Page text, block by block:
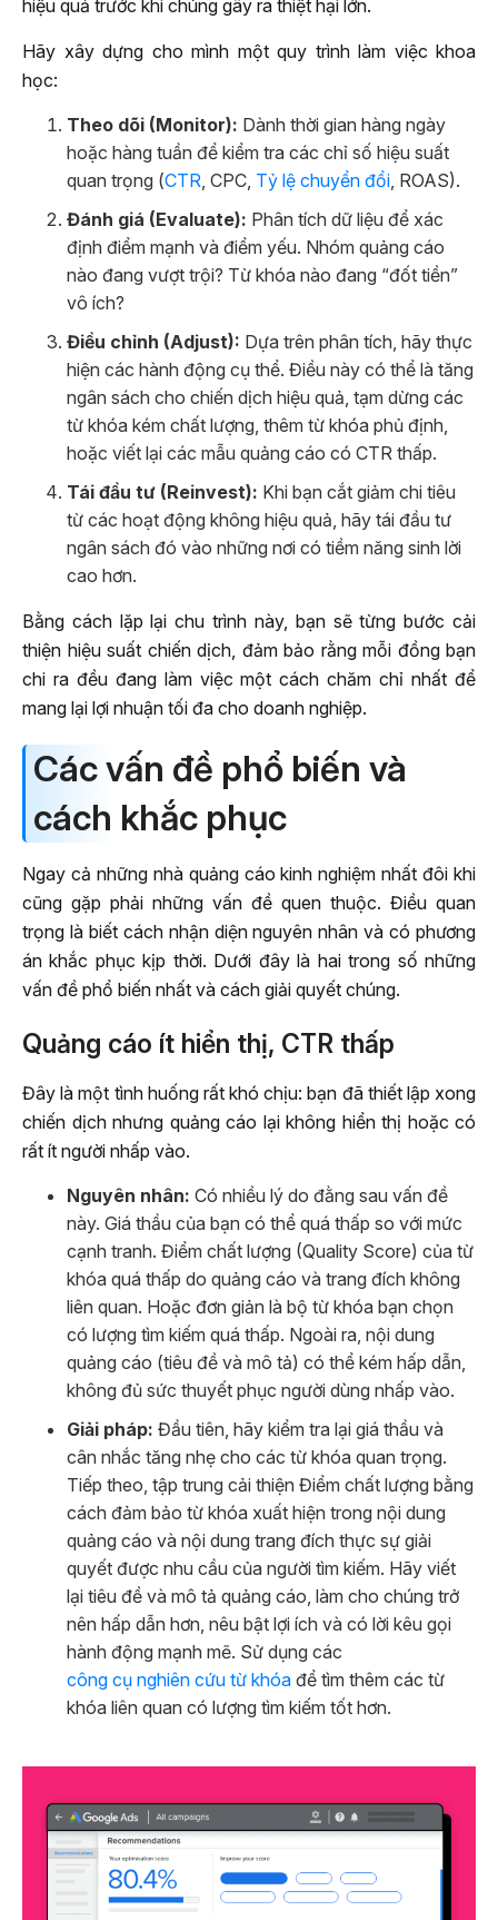
hiệu quả trước khi chúng gây ra thiệt hại lớn.
Hãy xây dựng cho mình một quy trình làm việc khoa
học:
Theo dõi (Monitor): Dành thời gian hàng ngày
hoặc hàng tuần để kiểm tra các chỉ số hiệu suất
quan trọng (CTR , CPC, Tỷ lệ chuyển đổi , ROAS).
Đánh giá (Evaluate): Phân tích dữ liệu để xác
định điểm mạnh và điểm yếu. Nhóm quảng cáo
nào đang vượt trội? Từ khóa nào đang “đốt tiền”
vô ích?
Điều chỉnh (Adjust): Dựa trên phân tích, hãy thực
hiện các hành động cụ thể. Điều này có thể là tăng
ngân sách cho chiến dịch hiệu quả, tạm dừng các
từ khóa kém chất lượng, thêm từ khóa phủ định,
hoặc viết lại các mẫu quảng cáo có CTR thấp.
Tái đầu tư (Reinvest): Khi bạn cắt giảm chi tiêu
từ các hoạt động không hiệu quả, hãy tái đầu tư
ngân sách đó vào những nơi có tiềm năng sinh lời
cao hơn.
Bằng cách lặp lại chu trình này, bạn sẽ từng bước cải
thiện hiệu suất chiến dịch, đảm bảo rằng mỗi đồng bạn
chi ra đều đang làm việc một cách chăm chỉ nhất để
mang lại lợi nhuận tối đa cho doanh nghiệp.
Các vấn đề phổ biến và
cách khắc phục
Ngay cả những nhà quảng cáo kinh nghiệm nhất đôi khi
cũng gặp phải những vấn đề quen thuộc. Điều quan
trọng là biết cách nhận diện nguyên nhân và có phương
án khắc phục kịp thời. Dưới đây là hai trong số những
vấn đề phổ biến nhất và cách giải quyết chúng.
Quảng cáo ít hiển thị, CTR thấp
Đây là một tình huống rất khó chịu: bạn đã thiết lập xong
chiến dịch nhưng quảng cáo lại không hiển thị hoặc có
rất ít người nhấp vào.
Nguyên nhân: Có nhiều lý do đằng sau vấn đề
này. Giá thầu của bạn có thể quá thấp so với mức
cạnh tranh. Điểm chất lượng (Quality Score) của từ
khóa quá thấp do quảng cáo và trang đích không
liên quan. Hoặc đơn giản là bộ từ khóa bạn chọn
có lượng tìm kiếm quá thấp. Ngoài ra, nội dung
quảng cáo (tiêu đề và mô tả) có thể kém hấp dẫn,
không đủ sức thuyết phục người dùng nhấp vào.
Giải pháp: Đầu tiên, hãy kiểm tra lại giá thầu và
cân nhắc tăng nhẹ cho các từ khóa quan trọng.
Tiếp theo, tập trung cải thiện Điểm chất lượng bằng
cách đảm bảo từ khóa xuất hiện trong nội dung
quảng cáo và nội dung trang đích thực sự giải
quyết được nhu cầu của người tìm kiếm. Hãy viết
lại tiêu đề và mô tả quảng cáo, làm cho chúng trở
nên hấp dẫn hơn, nêu bật lợi ích và có lời kêu gọi
hành động mạnh mẽ. Sử dụng các
công cụ nghiên cứu từ khóa để tìm thêm các từ
khóa liên quan có lượng tìm kiếm tốt hơn.